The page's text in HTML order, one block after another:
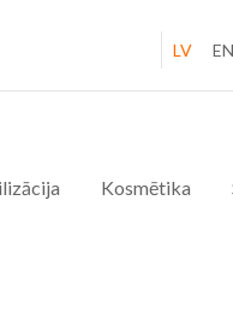
LV EN
Kosmētika